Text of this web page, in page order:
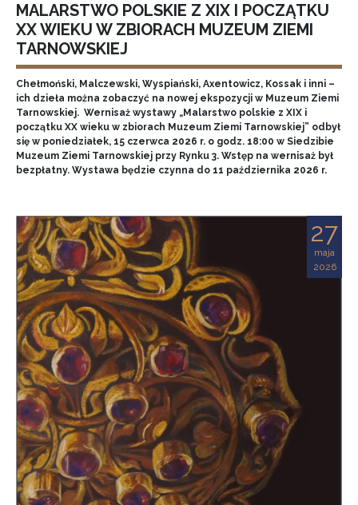
MALARSTWO POLSKIE Z XIX I POCZĄTKU
XX WIEKU W ZBIORACH MUZEUM ZIEMI
TARNOWSKIEJ
Chełmoński, Malczewski, Wyspiański, Axentowicz, Kossak i inni –
ich dzieła można zobaczyć na nowej ekspozycji w Muzeum Ziemi
Tarnowskiej. Wernisaż wystawy „Malarstwo polskie z XIX i
początku XX wieku w zbiorach Muzeum Ziemi Tarnowskiej” odbył
się w poniedziałek, 15 czerwca 2026 r. o godz. 18:00 w Siedzibie
Muzeum Ziemi Tarnowskiej przy Rynku 3. Wstęp na wernisaż był
bezpłatny. Wystawa będzie czynna do 11 października 2026 r.
27
maja
2026